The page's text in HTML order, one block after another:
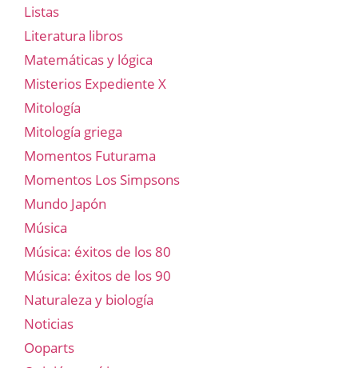
Listas
Literatura libros
Matemáticas y lógica
Misterios Expediente X
Mitología
Mitología griega
Momentos Futurama
Momentos Los Simpsons
Mundo Japón
Música
Música: éxitos de los 80
Música: éxitos de los 90
Naturaleza y biología
Noticias
Ooparts